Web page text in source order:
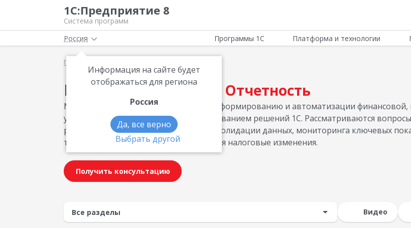
1С:Предприятие 8
Система программ
Россия
Информация на сайте будет
отображаться для региона
Россия
Да, все верно
Выбрать другой
Программы 1С Платформа и технологии
Главная
Материалы по теме Отчетность
Материалы по отчетности посвящены формированию и автоматизации финансовой,
управленческой отчетности с использованием решений 1С. Рассматриваются
регламентированной отчетности, консолидации данных, мониторинга ключевых
требований законодательства, включая налоговые изменения.
Получить консультацию
Видео